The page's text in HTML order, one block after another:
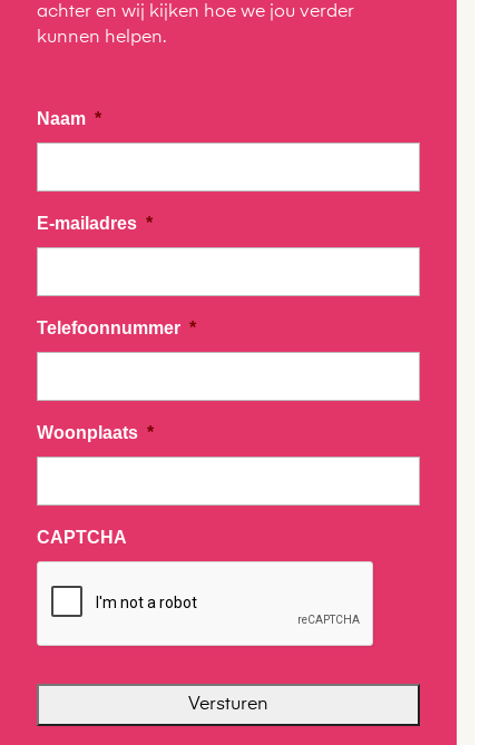
achter en wij kijken hoe we jou verder
kunnen helpen.
Naam *
E-mailadres *
Telefoonnummer *
Woonplaats *
CAPTCHA